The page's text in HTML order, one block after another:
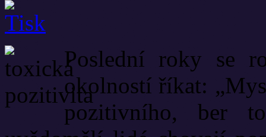
Poslední roky se
okolností říkat:
pozitivního, ber